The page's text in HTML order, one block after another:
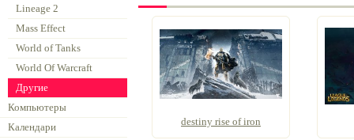
Lineage 2
Mass Effect
World of Tanks
World Of Warcraft
Другие
Компьютеры
Календари
destiny rise of iron